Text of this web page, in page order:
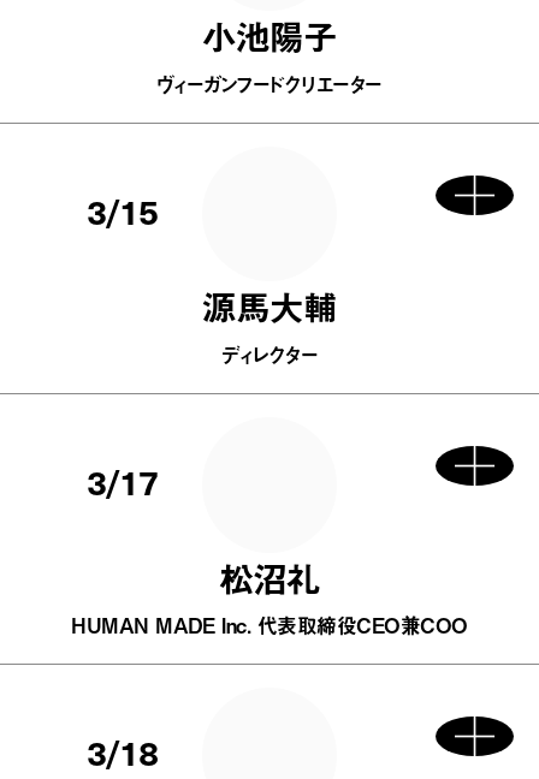
小池陽子
ヴィーガンフードクリエーター
3/15
源馬大輔
ディレクター
3/17
松沼礼
HUMAN MADE Inc. 代表取締役CEO兼COO
3/18